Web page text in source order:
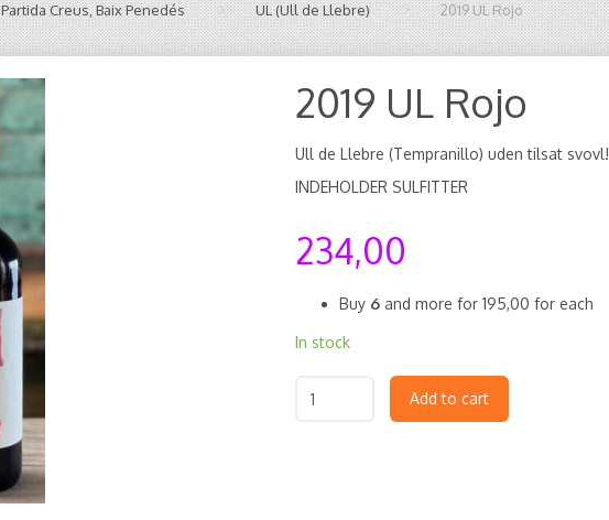
Partida Creus, Baix Penedés UL (Ull de Llebre) 2019 UL Rojo
2019 UL Rojo
Ull de Llebre (Tempranillo) uden tilsat svovl!
INDEHOLDER SULFITTER
234,00
Buy 6 and more for 195,00 for each
In stock
Add to cart